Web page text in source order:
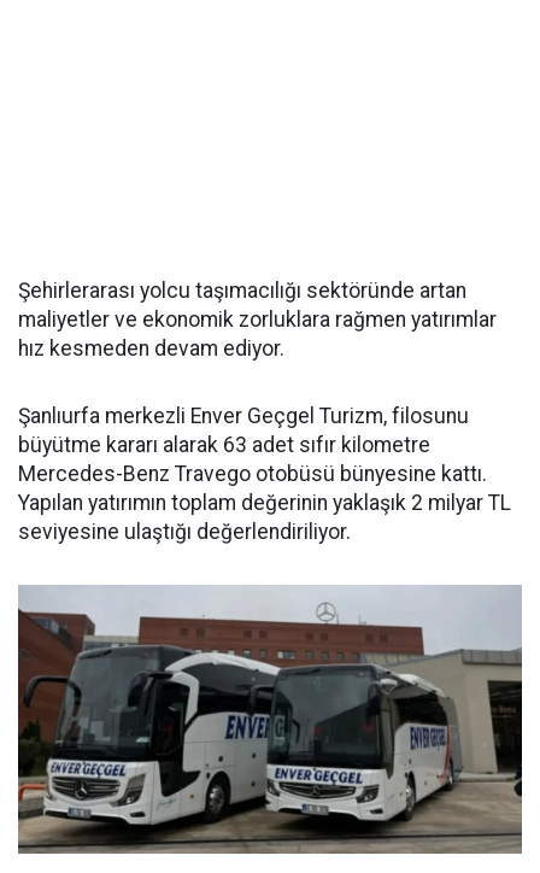
Şehirlerarası yolcu taşımacılığı sektöründe artan
maliyetler ve ekonomik zorluklara rağmen yatırımlar
hız kesmeden devam ediyor.
Şanlıurfa merkezli Enver Geçgel Turizm, filosunu
büyütme kararı alarak 63 adet sıfır kilometre
Mercedes-Benz Travego otobüsü bünyesine kattı.
Yapılan yatırımın toplam değerinin yaklaşık 2 milyar TL
seviyesine ulaştığı değerlendiriliyor.